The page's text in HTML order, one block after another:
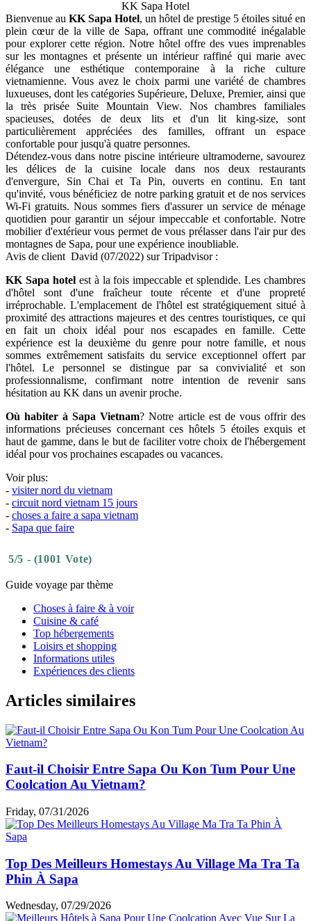
KK Sapa Hotel
Bienvenue au KK Sapa Hotel, un hôtel de prestige 5 étoiles situé en
plein cœur de la ville de Sapa, offrant une commodité inégalable
pour explorer cette région. Notre hôtel offre des vues imprenables
sur les montagnes et présente un intérieur raffiné qui marie avec
élégance une esthétique contemporaine à la riche culture
vietnamienne. Vous avez le choix parmi une variété de chambres
luxueuses, dont les catégories Supérieure, Deluxe, Premier, ainsi que
la très prisée Suite Mountain View. Nos chambres familiales
spacieuses, dotées de deux lits et d'un lit king-size, sont
particulièrement appréciées des familles, offrant un espace
confortable pour jusqu'à quatre personnes.
Détendez-vous dans notre piscine intérieure ultramoderne, savourez
les délices de la cuisine locale dans nos deux restaurants
d'envergure, Sin Chai et Ta Pin, ouverts en continu. En tant
qu'invité, vous bénéficiez de notre parking gratuit et de nos services
Wi-Fi gratuits. Nous sommes fiers d'assurer un service de ménage
quotidien pour garantir un séjour impeccable et confortable. Notre
mobilier d'extérieur vous permet de vous prélasser dans l'air pur des
montagnes de Sapa, pour une expérience inoubliable.
Avis de client David (07/2022) sur Tripadvisor :
KK Sapa hotelest à la fois impeccable et splendide. Les chambres
d'hôtel sont d'une fraîcheur toute récente et d'une propreté
irréprochable. L'emplacement de l'hôtel est stratégiquement situé à
proximité des attractions majeures et des centres touristiques, ce qui
en fait un choix idéal pour nos escapades en famille. Cette
expérience est la deuxième du genre pour notre famille, et nous
sommes extrêmement satisfaits du service exceptionnel offert par
l'hôtel. Le personnel se distingue par sa convivialité et son
professionnalisme, confirmant notre intention de revenir sans
hésitation au KK dans un avenir proche.
Où habiter à Sapa Vietnam? Notre article est de vous offrir des
informations précieuses concernant ces hôtels 5 étoiles exquis et
haut de gamme, dans le but de faciliter votre choix de l'hébergement
idéal pour vos prochaines escapades ou vacances.
Voir plus:
- visiter nord du vietnam
- circuit nord vietnam 15 jours
- choses a faire a sapa vietnam
- Sapa que faire
5/5 - (1001 Vote)
Guide voyage par thème
Choses à faire & à voir
Cuisine & café
Top hébergements
Loisirs et shopping
Informations utiles
Expériences des clients
Articles similaires
Faut-il Choisir Entre Sapa Ou Kon Tum Pour Une
Coolcation Au Vietnam?
Friday, 07/31/2026
Top Des Meilleurs Homestays Au Village Ma Tra Ta
Phin À Sapa
Wednesday, 07/29/2026